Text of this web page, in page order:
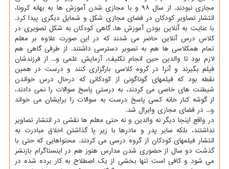
مجازی نبودند. از سال ۹۸ و با مجازی شدن آموزش ها به بهانه کرونا،
انتشار تصاویر کودکان در فضای مجازی شکل و شمایل دیگری پیدا کرد.
با عنایت به آنلاین بودن آموزش ها، گاهی کودکان به شکل تصویری در
کلاس درس آنلاین حاضر می شدند که در این صورت علاوه بر معلم
تمام همکلاسی ها هم به تصویر دسترسی داشتند. از طرفی گاهی هم
لازم بود تا والدین حین انجام تکلیف، آزمایش علمی و... از فرزندشان
فیلم بگیرند و آنرا در گروه کلاسی بارگزاری کنند و درست در همین
نقطه بود که فیلمهای گوناگونی از کودکانی که درحال درس خواندن
شیطنت های خاصی می کردند، به درستی پاسخ سوالات را نمی دادند،
از گوشه کنار خانه کسی پاسخ درست به سوالات را برایشان می خواند
و... در فضای مجازی وایرال شد.
در واقع اینجا دیگر نه والدین و نه حتی معلم ها نقشی در انتشار تصاویر
نداشتند، بلکه سایر پدر و مادرها با زیر پا گذاشتن اخلاق مبادرت به
انتشار فیلمهای کودکان از گروه درسی می کردند. محتواهایی که حتی با
گذشت دو سال از حضوری شدن مدارس هنوز هم در اینستاگرام بازنشر
می شود و کافی است تنها بخشی از یک اصطلاح به کار برده شده در